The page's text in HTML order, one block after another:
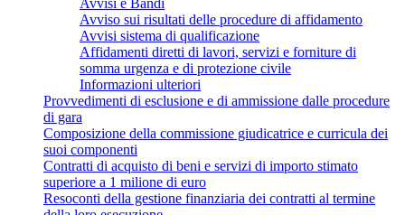
Avviso sui risultati delle procedure di affidamento
Avvisi sistema di qualificazione
Affidamenti diretti di lavori, servizi e forniture di
somma urgenza e di protezione civile
Informazioni ulteriori
Provvedimenti di esclusione e di ammissione dalle procedure
di gara
Composizione della commissione giudicatrice e curricula dei
suoi componenti
Contratti di acquisto di beni e servizi di importo stimato
superiore a 1 milione di euro
Resoconti della gestione finanziaria dei contratti al termine